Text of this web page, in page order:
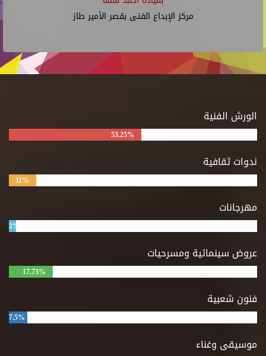
مركز الإبداع الفنى بقصر الأمير طاز
الورش الفنية
53.25%
ندوات ثقافية
11%
مهرجانات
2%
عروض سينمائية ومسرحيات
17.73%
فنون شعبية
7.5%
موسيقى وغناء